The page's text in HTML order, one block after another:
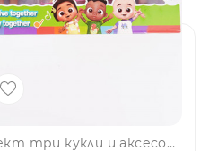
Детска играчка комплект три кукли и аксесоари 12715